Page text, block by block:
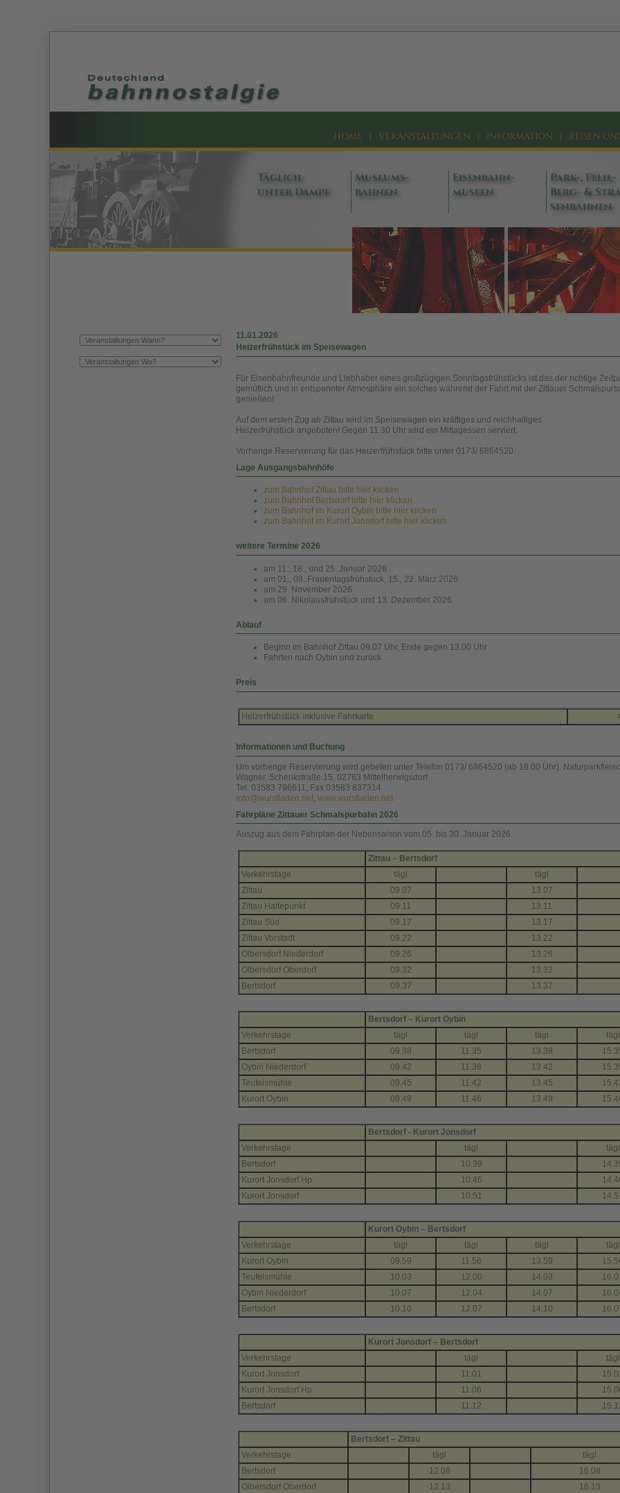
HOME | VERANSTALTUNGEN | INFORMATION | REISEN
Täglich
unter Dampf
Museums-
bahnen
Eisenbahn-
museen
Park-, Feld,-
Berg- &
senbahnen
11.01.2026
Heizerfrühstück im Speisewagen
Für Eisenbahnfreunde und Liebhaber eines großzügigen Sonntagsfrühstücks ist das der richtige
gemütlich und in entspannter Atmosphäre ein solches während der Fahrt mit der Zittauer
genießen!
Auf dem ersten Zug ab Zittau wird im Speisewagen ein kräftiges und reichhaltiges
Heizerfrühstück angeboten! Gegen 11.30 Uhr wird ein Mittagessen serviert.
Vorherige Reservierung für das Heizerfrühstück bitte unter 0173/ 6864520.
Lage Ausgangsbahnhöfe
zum Bahnhof Zittau bitte hier klicken
zum Bahnhof Bertsdorf bitte hier klicken
zum Bahnhof im Kurort Oybin bitte hier klicken
zum Bahnhof im Kurort Jonsdorf bitte hier klicken
weitere Termine 2026
am 11., 18., und 25. Januar 2026
am 01., 08. Frauentagsfrühstück, 15., 22. März 2026
am 29. November 2026
am 06. Nikolausfrühstück und 13. Dezember 2026
Ablauf
Beginn im Bahnhof Zittau 09.07 Uhr, Ende gegen 13.00 Uhr
Fahrten nach Oybin und zurück
Preis
Heizerfrühstück inklusive Fahrkarte
Informationen und Buchung
Um vorherige Reservierung wird gebeten unter Telefon 0173/ 6864520 (ab 18.00 Uhr).
Wagner, Schenkstraße 15, 02763 Mittelherwigsdorf
Tel. 03583 796611, Fax 03583 837314
info@wurstladen.net www.wurstladen.net
Fahrpläne Zittauer Schmalspurbahn 2026
Auszug aus dem Fahrplan der Nebensaison vom 05. bis 30. Januar 2026.
Zittau – Bertsdorf
Verkehrstage
tägl
tägl
Zittau
09.07
13.07
Zittau Haltepunkt
09.11
13.11
Zittau Süd
09.17
13.17
Zittau Vorstadt
09.22
13.22
Olbersdorf Niederdorf
09.26
13.26
Olbersdorf Oberdorf
09.32
13.32
Bertsdorf
09.37 13.37
Bertsdorf – Kurort Oybin
Verkehrstage
tägl tägl tägl
tägl
Bertsdorf
09.38 11.35 13.38
Oybin Niederdorf
09.42 11.38 13.42
Teufelsmühle
09.45 11.42 13.45
Kurort Oybin
09.49 11.46 13.49
Bertsdorf - Kurort Jonsdorf
Verkehrstage
tägl
tägl
Bertsdorf
10.39
Kurort Jonsdorf Hp.
10.46
Kurort Jonsdorf
10.51
Kurort Oybin – Bertsdorf
Verkehrstage
tägl tägl tägl
tägl
Kurort Oybin
09.59 11.56 13.59
Teufelsmühle
10.03 12.00 14.03
Oybin Niederdorf
10.07 12.04 14.07
Bertsdorf
10.10 12.07 14.10
Kurort Jonsdorf – Bertsdorf
Verkehrstage
tägl
tägl
Kurort Jonsdorf
11.01
Kurort Jonsdorf Hp.
11.06
Bertsdorf
11.12
Bertsdorf – Zittau
Verkehrstage
tägl
tägl
Bertsdorf
12.08
16.08
Olbersdorf Oberdorf
12.13
16.13